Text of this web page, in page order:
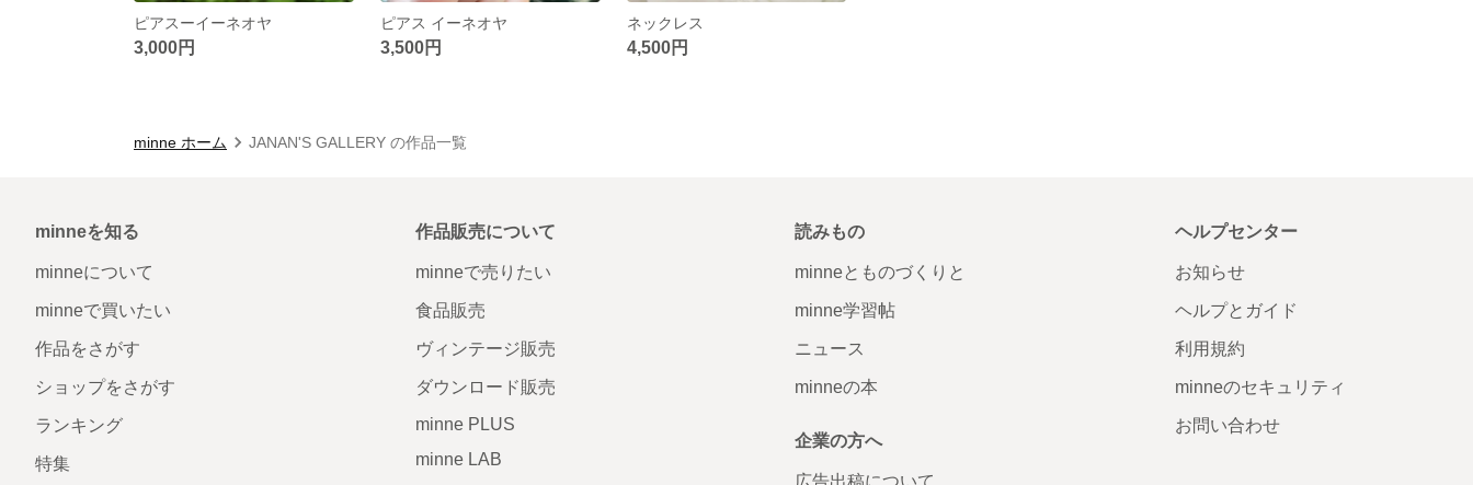
ピアスーイーネオヤ
3,000円
ピアス イーネオヤ
3,500円
ネックレス
4,500円
minne ホーム JANAN'S GALLERY の作品一覧
minneを知る
minneについて
minneで買いたい
作品をさがす
ショップをさがす
ランキング
特集
作品販売について
minneで売りたい
食品販売
ヴィンテージ販売
ダウンロード販売
minne PLUS
minne LAB
読みもの
minneとものづくりと
minne学習帖
ニュース
minneの本
企業の方へ
広告出稿について
ヘルプセンター
お知らせ
ヘルプとガイド
利用規約
minneのセキュリティ
お問い合わせ